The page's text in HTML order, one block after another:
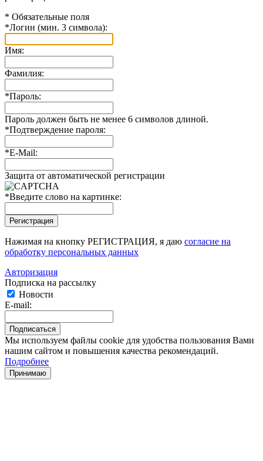
* Обязательные поля
*Логин (мин. 3 символа):
Имя:
Фамилия:
*Пароль:
Пароль должен быть не менее 6 символов длиной.
*Подтверждение пароля:
*E-Mail:
Защита от автоматической регистрации
*Введите слово на картинке:
Нажимая на кнопку РЕГИСТРАЦИЯ, я даю согласие на
обработку персональных данных
Авторизация
Подписка на рассылку
Новости
E-mail:
Мы используем файлы cookie для удобства пользования Вами
нашим сайтом и повышения качества рекомендаций.
Подробнее
Принимаю